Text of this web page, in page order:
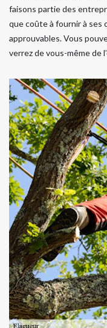
faisons partie des
que coûte à fournir à ses
approuvables. Vous
verrez de vous-même de